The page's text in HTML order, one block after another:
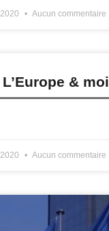
Aucun commentaire
L’Europe & moi
Aucun commentaire